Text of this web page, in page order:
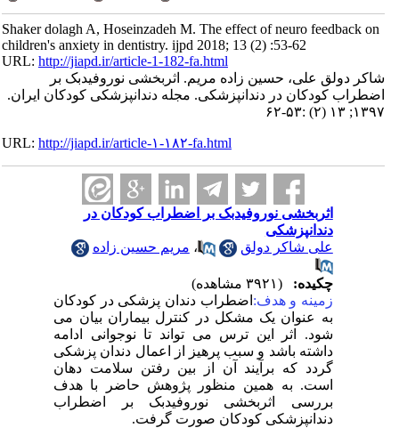
Shaker dolagh A, Hoseinzadeh M. The effect of neuro feedback on
children's anxiety in dentistry. ijpd 2018; 13 (2) :53-62
URL:http://jiapd.ir/article-1-182-fa.html
شاکر دولق علی، حسین زاده مریم. اثربخشی نوروفیدبک بر
اضطراب کودکان در دندانپزشکی. مجله دندانپزشکی کودکان ایران.
۱۳۹۷; ۱۳ (۲) :۵۳-۶۲
URL:http://jiapd.ir/article-۱-۱۸۲-fa.html
اثربخشی نوروفیدبک بر اضطراب کودکان در
دندانپزشکی
علی شاکر دولق
،مریم حسین زاده
چکیده:
زمینه و هدف: اضطراب دندان پزشکی در کودکان
به عنوان یک مشکل در کنترل بیماران بیان می
شود. اثر این ترس می تواند تا نوجوانی ادامه
داشته باشد و سبب پرهیز از اعمال دندان پزشکی
گردد که برآیند آن از بین رفتن سلامت دهان
است. به همین منظور پژوهش حاضر با هدف
بررسی اثربخشی نوروفیدبک بر اضطراب
دندانپزشکی کودکان صورت گرفت.